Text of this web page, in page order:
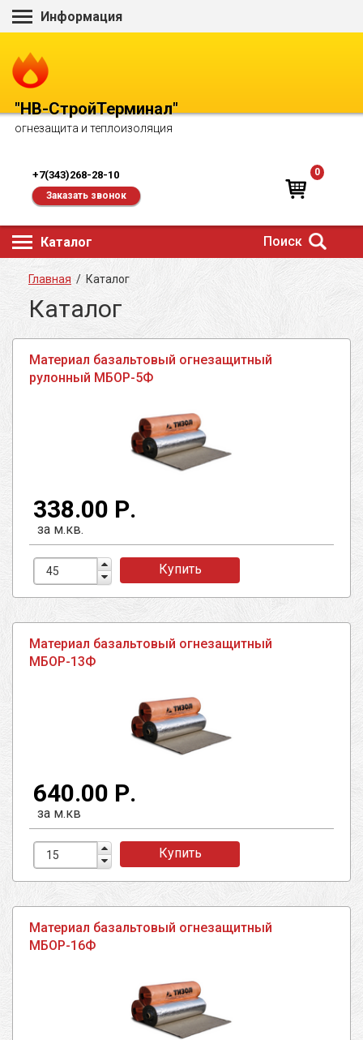
Информация
"НВ-СтройТерминал"
огнезащита и теплоизоляция
+7(343)268-28-10
Заказать звонок
0
Каталог Поиск
Главная / Каталог
Каталог
Материал базальтовый огнезащитный
рулонный МБОР-5Ф
338.00 Р.
за м.кв.
Купить
Материал базальтовый огнезащитный
МБОР-13Ф
640.00 Р.
за м.кв
Купить
Материал базальтовый огнезащитный
МБОР-16Ф